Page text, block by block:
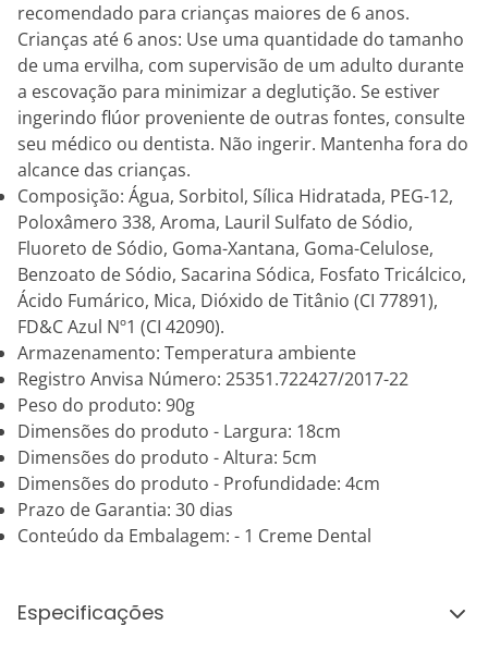
recomendado para crianças maiores de 6 anos.
Crianças até 6 anos: Use uma quantidade do tamanho
de uma ervilha, com supervisão de um adulto durante
a escovação para minimizar a deglutição. Se estiver
ingerindo flúor proveniente de outras fontes, consulte
seu médico ou dentista. Não ingerir. Mantenha fora do
alcance das crianças.
Composição: Água, Sorbitol, Sílica Hidratada, PEG-12,
Poloxâmero 338, Aroma, Lauril Sulfato de Sódio,
Fluoreto de Sódio, Goma-Xantana, Goma-Celulose,
Benzoato de Sódio, Sacarina Sódica, Fosfato Tricálcico,
Ácido Fumárico, Mica, Dióxido de Titânio (CI 77891),
FD&C Azul Nº1 (CI 42090).
Armazenamento: Temperatura ambiente
Registro Anvisa Número: 25351.722427/2017-22
Peso do produto: 90g
Dimensões do produto - Largura: 18cm
Dimensões do produto - Altura: 5cm
Dimensões do produto - Profundidade: 4cm
Prazo de Garantia: 30 dias
Conteúdo da Embalagem: - 1 Creme Dental
Especificações